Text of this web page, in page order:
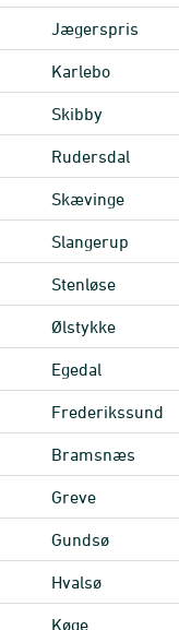
Jægerspris
Karlebo
Skibby
Rudersdal
Skævinge
Slangerup
Stenløse
Ølstykke
Egedal
Frederikssund
Bramsnæs
Greve
Gundsø
Hvalsø
Køge